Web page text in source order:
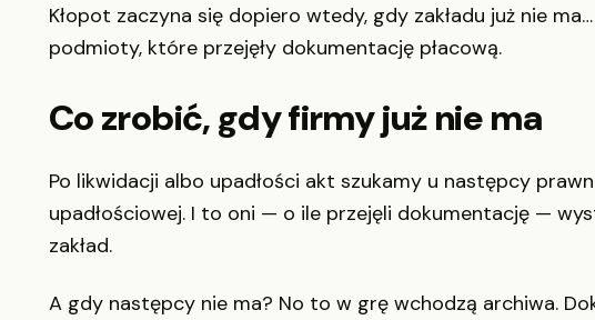
Kłopot zaczyna się dopiero wtedy, gdy zakładu już nie
podmioty, które przejęły dokumentację płacową.
Co zrobić, gdy firmy już nie ma
Po likwidacji albo upadłości akt szukamy u następcy
upadłościowej. I to oni — o ile przejęli dokumentację —
zakład.
A gdy następcy nie ma? No to w grę wchodzą archiwa.